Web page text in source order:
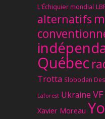
L'Échiquier mondial
alternatifs
Québec
Trotta Slobodan
Laforest Ukraine VF
Xavier Moreau